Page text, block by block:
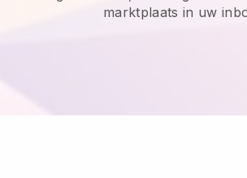
marktplaats in uw